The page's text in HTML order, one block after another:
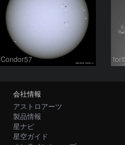
Condor57
会社情報
アストロアーツ
製品情報
星ナビ
星空ガイド